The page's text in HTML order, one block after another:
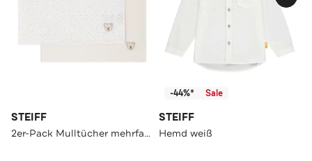
STEIFF
2er-Pack Mulltücher mehrfarbig
-44%* Sale
STEIFF
Hemd weiß